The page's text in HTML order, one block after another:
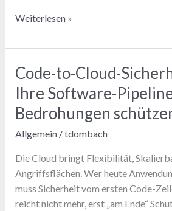
Cloud-
Runtime
So
sichern
Sie
modernen
Workloads
im
Betrieb
Weiterlesen »
Code-to-Cloud-
Ihre Software-
Bedrohungen
Allgemein/tdombach
Die Cloud bringt Flexibilität,
Angriffsflächen. Wer heute
muss Sicherheit vom ersten Code-
reicht nicht mehr, erst „am Ende“